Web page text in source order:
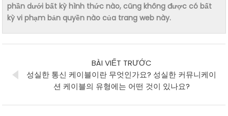
phần dưới bất kỳ hình thức nào, cũng không được có bất
kỳ vi phạm bản quyền nào của trang web này.
BÀI VIẾT TRƯỚC
성실한 통신 케이블이란 무엇인가요? 성실한 커뮤니케이
션 케이블의 유형에는 어떤 것이 있나요?